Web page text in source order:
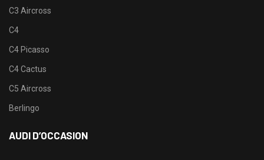
C3 Aircross
C4
C4 Picasso
C4 Cactus
C5 Aircross
Berlingo
AUDI D’OCCASION